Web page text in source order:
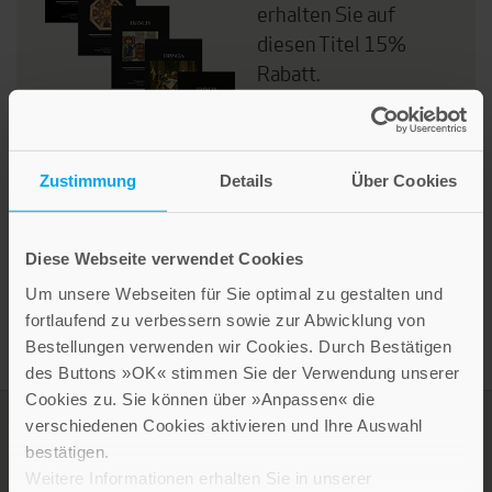
Zustimmung Details Über Cookies
Diese Webseite verwendet Cookies
Um unsere Webseiten für Sie optimal zu gestalten und
fortlaufend zu verbessern sowie zur Abwicklung von
Bestellungen verwenden wir Cookies. Durch Bestätigen
des Buttons »OK« stimmen Sie der Verwendung unserer
Cookies zu. Sie können über »Anpassen« die
verschiedenen Cookies aktivieren und Ihre Auswahl
bestätigen.
Weitere Informationen erhalten Sie in unserer
erhalten Sie auf
diesen Titel 15%
Rabatt.
Bitte wenden Sie sich